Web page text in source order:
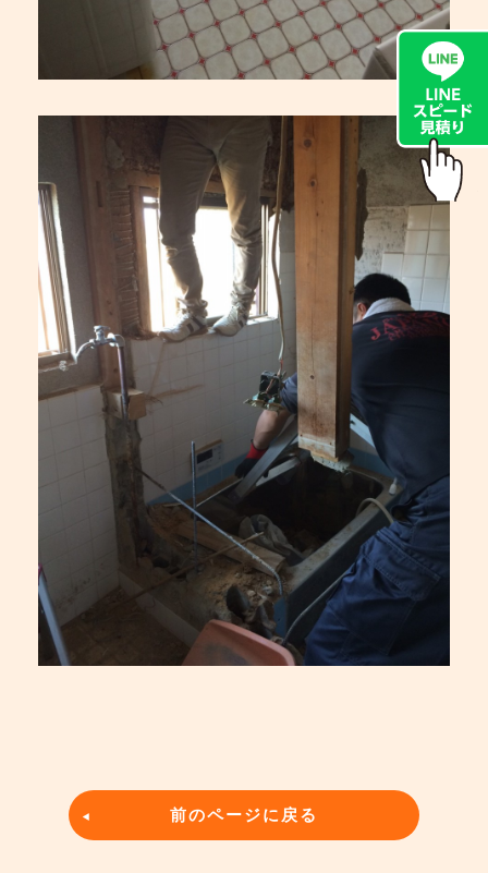
前のページに戻る